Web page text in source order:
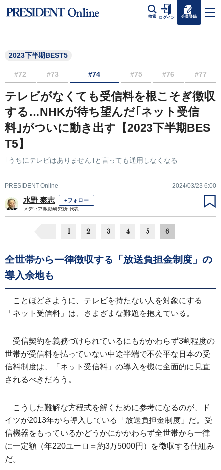
検索 ログイン 会員登録
2023下半期BEST5
#72 #73 #74 #75 #76 #77
テレビがなくても受信料を根こそぎ徴収
する…NHKが待ち望んだ｢ネット受信
料｣がついに動き出す【2023下半期BES
T5】
｢うちにテレビはありません｣と言っても通用しなくなる
PRESIDENT Online 2024/03/23 6:00
水野 泰志 +フォロー
メディア激動研究所 代表
1 2 3 4 5 6
全世帯から一律徴収する「放送負担金制度」の
導入余地も
ことほどさように、テレビを持たない人を対象にする
「ネット受信料」は、さまざまな難題を抱えている。
受信契約を義務づけられているにもかかわらず3割程度の
世帯が受信料を払っていない中途半端で不公平な日本の受
信料制度は、「ネット受信料」の導入を機に全面的に見直
されるべきだろう。
こうした難解な方程式を解くために参考になるのが、ド
イツが2013年から導入している「放送負担金制度」だ。受
信機器をもっているかどうかにかかわらず全世帯から一律
に一定額（年220ユーロ＝約3万5000円）を徴収する仕組み
だ。